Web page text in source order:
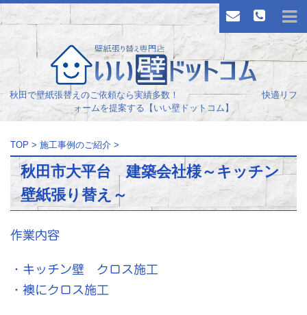
秋田で壁紙張替えのご依頼なら実績多数！ 快適リフ
ォームを提案する【いい壁ドットコム】
TOP > 施工事例のご紹介 >
秋田市大平台 建築会社様～キッチン
壁紙張り替え～
作業内容
・キッチン壁 クロス施工
・襖にクロス施工